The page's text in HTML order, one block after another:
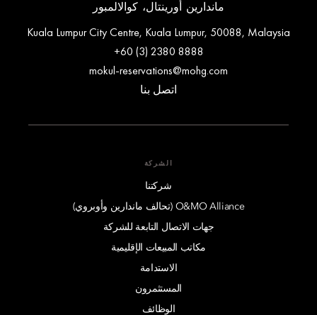
ماندارين أورينتال، كوالالمبور
Kuala Lumpur City Centre, Kuala Lumpur, 50088, Malaysia
+60 (3) 2380 8888
mokul-reservations@mohg.com
اتصل بنا
الشركة
شركتنا
O&MO Alliance (تحالف ماندارين وأوبروي)
جهات الاتصال التابعة للشركة
مكاتب المبيعات الإقليمية
الاستدامة
المستثمرون
الوظائف